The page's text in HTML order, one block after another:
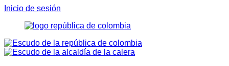
Inicio de sesión